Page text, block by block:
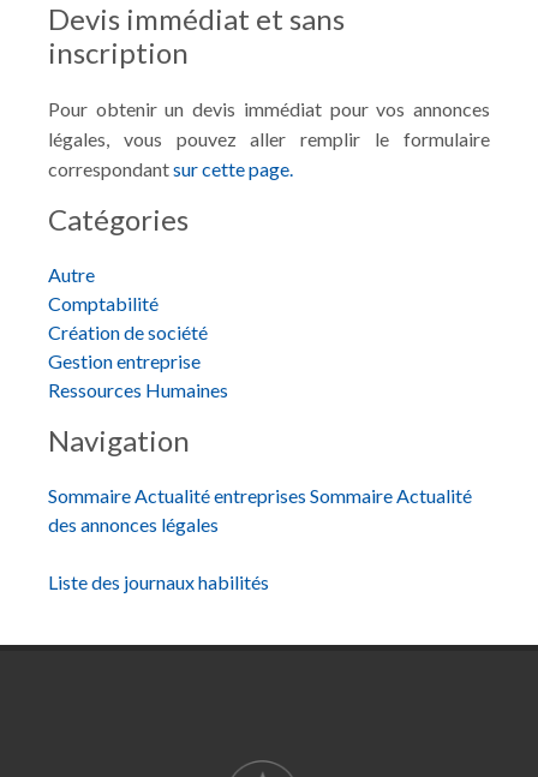
Devis immédiat et sans
inscription
Pour obtenir un devis immédiat pour vos annonces
légales, vous pouvez aller remplir le formulaire
correspondantsur cette page.
Catégories
Autre
Comptabilité
Création de société
Gestion entreprise
Ressources Humaines
Navigation
Sommaire Actualité entreprises Sommaire Actualité
des annonces légales
Liste des journaux habilités